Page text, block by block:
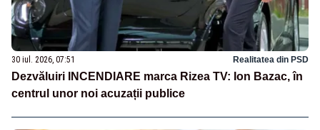
30 iul. 2026, 07:51 Realitatea din PSD
Dezvăluiri INCENDIARE marca Rizea TV: Ion Bazac, în
centrul unor noi acuzații publice